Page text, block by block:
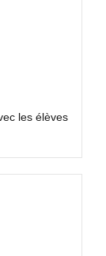
les élèves